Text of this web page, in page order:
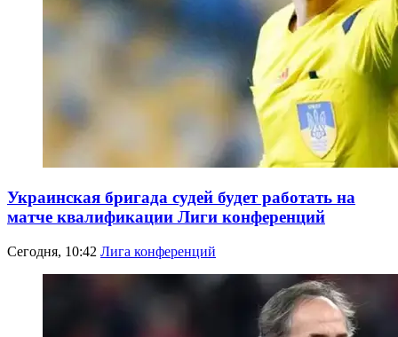
Украинская бригада судей будет работать на
матче квалификации Лиги конференций
Сегодня, 10:42 Лига конференций